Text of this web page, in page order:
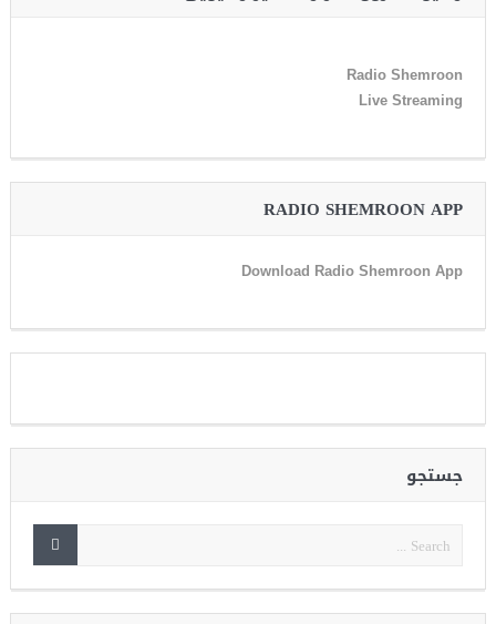
Radio Shemroon
Live Streaming
RADIO SHEMROON APP
Download Radio Shemroon App
جستجو